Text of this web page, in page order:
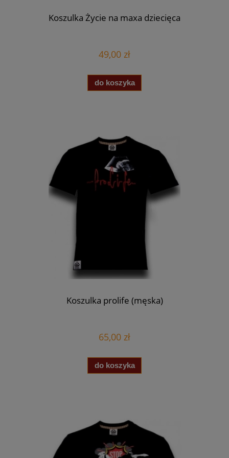
Koszulka Życie na maxa dziecięca
49,00 zł
do koszyka
Koszulka prolife (męska)
65,00 zł
do koszyka